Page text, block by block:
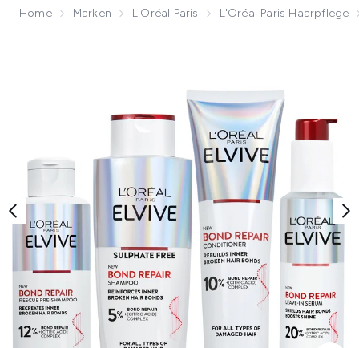
Home Marken L'Oréal Paris L'Oréal Paris Haarpflege